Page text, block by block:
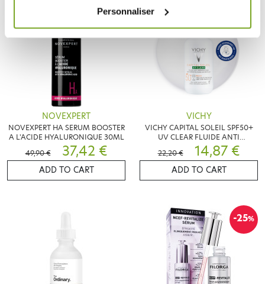
Personnaliser
-25%
NOVEXPERT
NOVEXPERT HA SERUM BOOSTER
A L'ACIDE HYALURONIQUE 30ML
49,90 €
37,42 €
ADD TO CART
VICHY
VICHY CAPITAL SOLEIL SPF50+
UV CLEAR FLUIDE ANTI
IMPERFECTION 40ML
22,20 € 14,87 €
ADD TO CART
-25%